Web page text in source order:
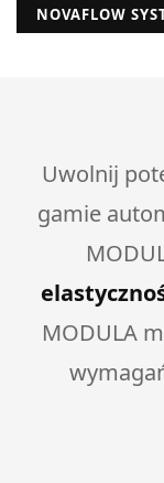
NOVAFLOW
Uwolnij
gamie
MODULA